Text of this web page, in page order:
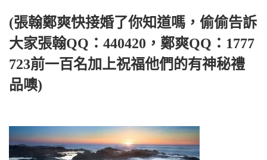
(張翰鄭爽快接婚了你知道嗎，偷偷告訴
大家張翰QQ：440420，鄭爽QQ：1777
723前一百名加上祝福他們的有神秘禮
品噢)